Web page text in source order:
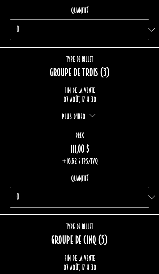
Quantité
Type de billet
Groupe de trois (3)
Fin de la vente
07 août, 17 h 30
Plus d'info
Prix
111,00 $
+16,62 $ TPS/TVQ
Quantité
Type de billet
Groupe de cinq (5)
Fin de la vente
07 août, 17 h 30